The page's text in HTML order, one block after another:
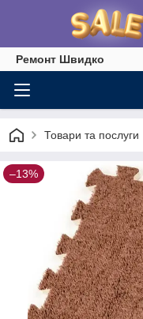
Ремонт Швидко
Товари та послуги
–13%